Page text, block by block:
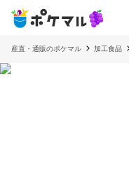
産直・通販のポケマル 加工食品